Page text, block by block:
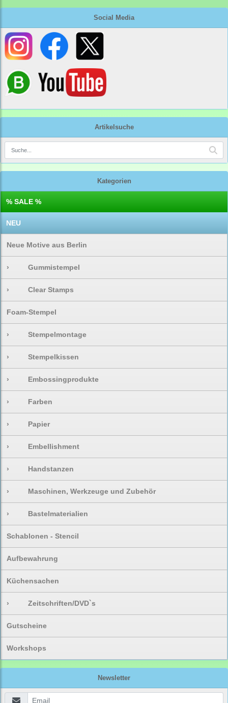
Social Media
Artikelsuche
Kategorien
% SALE %
NEU
Neue Motive aus Berlin
› Gummistempel
› Clear Stamps
Foam-Stempel
› Stempelmontage
› Stempelkissen
› Embossingprodukte
› Farben
› Papier
› Embellishment
› Handstanzen
› Maschinen, Werkzeuge und Zubehör
› Bastelmaterialien
Schablonen - Stencil
Aufbewahrung
Küchensachen
› Zeitschriften/DVD`s
Gutscheine
Workshops
Newsletter